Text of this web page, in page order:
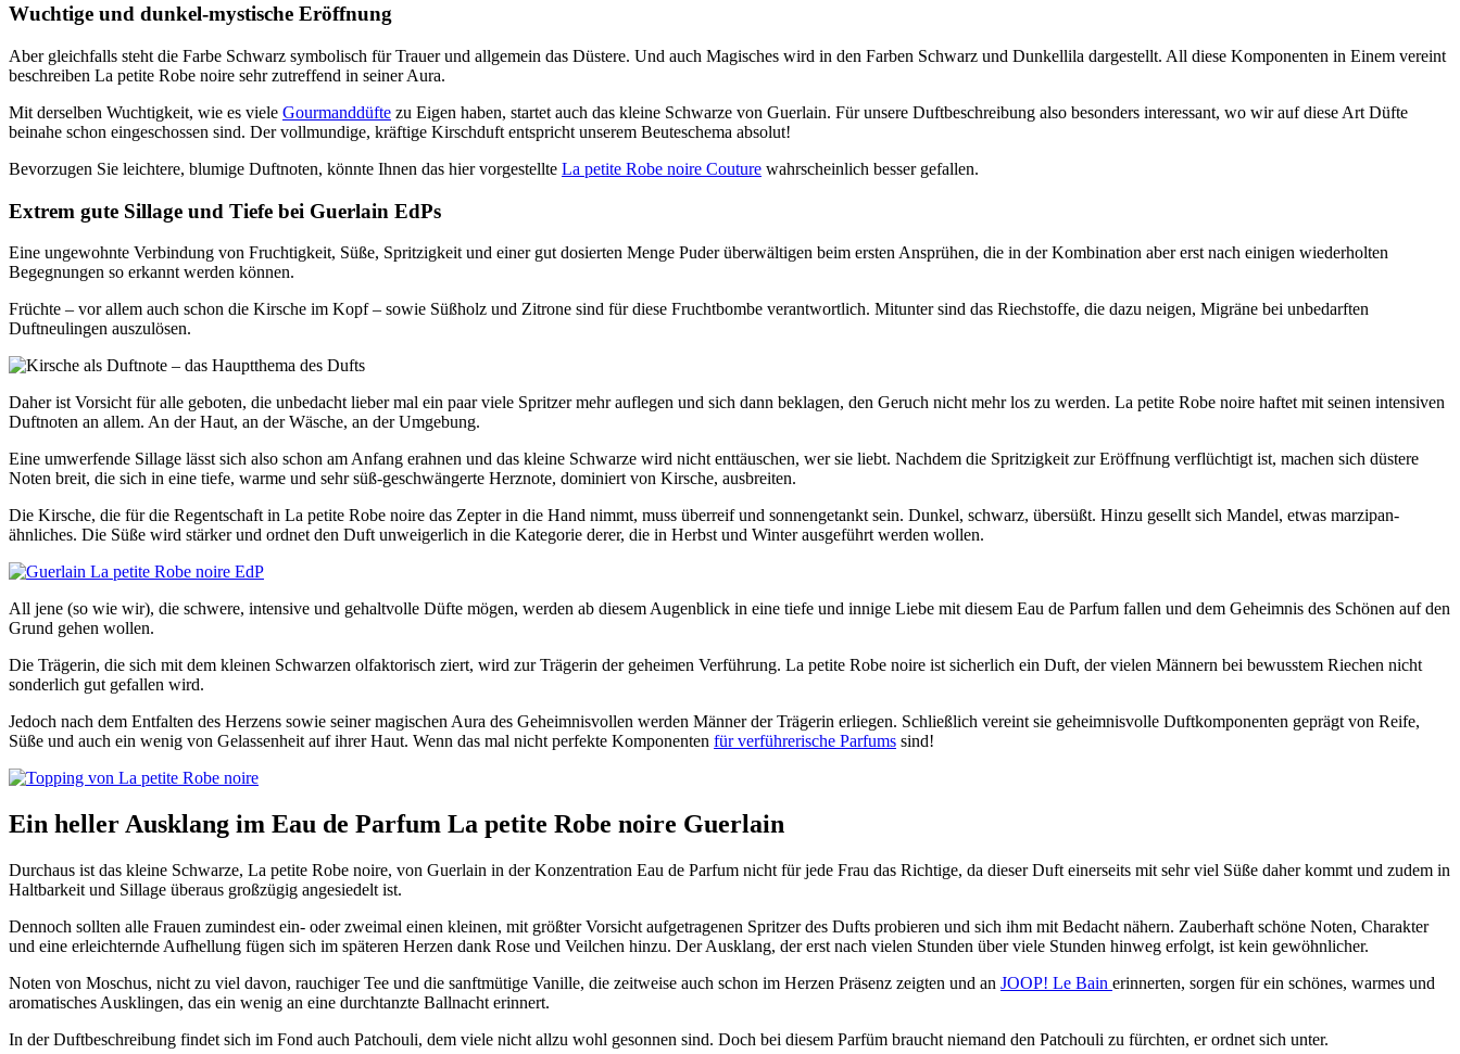
Wuchtige und dunkel-mystische Eröffnung
Aber gleichfalls steht die Farbe Schwarz symbolisch für Trauer und allgemein das Düstere. Und auch Magisches wird in den Farben Schwarz und Dunkellila dargestellt. All diese Komponenten in Einem vereint
beschreiben La petite Robe noire sehr zutreffend in seiner Aura.
Mit derselben Wuchtigkeit, wie es viele Gourmanddüfte zu Eigen haben, startet auch das kleine Schwarze von Guerlain. Für unsere Duftbeschreibung also besonders interessant, wo wir auf diese Art Düfte
beinahe schon eingeschossen sind. Der vollmundige, kräftige Kirschduft entspricht unserem Beuteschema absolut!
Bevorzugen Sie leichtere, blumige Duftnoten, könnte Ihnen das hier vorgestellte La petite Robe noire Couture wahrscheinlich besser gefallen.
Extrem gute Sillage und Tiefe bei Guerlain EdPs
Eine ungewohnte Verbindung von Fruchtigkeit, Süße, Spritzigkeit und einer gut dosierten Menge Puder überwältigen beim ersten Ansprühen, die in der Kombination aber erst nach einigen wiederholten
Begegnungen so erkannt werden können.
Früchte – vor allem auch schon die Kirsche im Kopf – sowie Süßholz und Zitrone sind für diese Fruchtbombe verantwortlich. Mitunter sind das Riechstoffe, die dazu neigen, Migräne bei unbedarften
Duftneulingen auszulösen.
Daher ist Vorsicht für alle geboten, die unbedacht lieber mal ein paar viele Spritzer mehr auflegen und sich dann beklagen, den Geruch nicht mehr los zu werden. La petite Robe noire haftet mit seinen intensiven
Duftnoten an allem. An der Haut, an der Wäsche, an der Umgebung.
Eine umwerfende Sillage lässt sich also schon am Anfang erahnen und das kleine Schwarze wird nicht enttäuschen, wer sie liebt. Nachdem die Spritzigkeit zur Eröffnung verflüchtigt ist, machen sich düstere
Noten breit, die sich in eine tiefe, warme und sehr süß-geschwängerte Herznote, dominiert von Kirsche, ausbreiten.
Die Kirsche, die für die Regentschaft in La petite Robe noire das Zepter in die Hand nimmt, muss überreif und sonnengetankt sein. Dunkel, schwarz, übersüßt. Hinzu gesellt sich Mandel, etwas marzipan-
ähnliches. Die Süße wird stärker und ordnet den Duft unweigerlich in die Kategorie derer, die in Herbst und Winter ausgeführt werden wollen.
All jene (so wie wir), die schwere, intensive und gehaltvolle Düfte mögen, werden ab diesem Augenblick in eine tiefe und innige Liebe mit diesem Eau de Parfum fallen und dem Geheimnis des Schönen auf den
Grund gehen wollen.
Die Trägerin, die sich mit dem kleinen Schwarzen olfaktorisch ziert, wird zur Trägerin der geheimen Verführung. La petite Robe noire ist sicherlich ein Duft, der vielen Männern bei bewusstem Riechen nicht
sonderlich gut gefallen wird.
Jedoch nach dem Entfalten des Herzens sowie seiner magischen Aura des Geheimnisvollen werden Männer der Trägerin erliegen. Schließlich vereint sie geheimnisvolle Duftkomponenten geprägt von Reife,
Süße und auch ein wenig von Gelassenheit auf ihrer Haut. Wenn das mal nicht perfekte Komponenten für verführerische Parfums sind!
Ein heller Ausklang im Eau de Parfum La petite Robe noire Guerlain
Durchaus ist das kleine Schwarze, La petite Robe noire, von Guerlain in der Konzentration Eau de Parfum nicht für jede Frau das Richtige, da dieser Duft einerseits mit sehr viel Süße daher kommt und zudem in
Haltbarkeit und Sillage überaus großzügig angesiedelt ist.
Dennoch sollten alle Frauen zumindest ein- oder zweimal einen kleinen, mit größter Vorsicht aufgetragenen Spritzer des Dufts probieren und sich ihm mit Bedacht nähern. Zauberhaft schöne Noten, Charakter
und eine erleichternde Aufhellung fügen sich im späteren Herzen dank Rose und Veilchen hinzu. Der Ausklang, der erst nach vielen Stunden über viele Stunden hinweg erfolgt, ist kein gewöhnlicher.
Noten von Moschus, nicht zu viel davon, rauchiger Tee und die sanftmütige Vanille, die zeitweise auch schon im Herzen Präsenz zeigten und an JOOP! Le Bain erinnerten, sorgen für ein schönes, warmes und
aromatisches Ausklingen, das ein wenig an eine durchtanzte Ballnacht erinnert.
In der Duftbeschreibung findet sich im Fond auch Patchouli, dem viele nicht allzu wohl gesonnen sind. Doch bei diesem Parfüm braucht niemand den Patchouli zu fürchten, er ordnet sich unter.